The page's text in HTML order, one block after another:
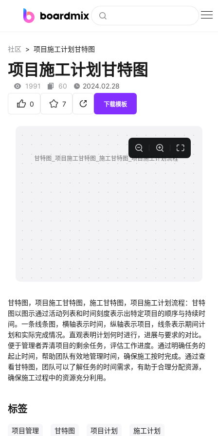
社区资源
下载
私有化部署
客户案例
支持
帮助中心
知识分享社区
社区 > 项目施工计划甘特图
项目施工计划甘特图
1991 60 2024.02.28
0 7 下载模板
甘特图，项目施工甘特图，施工甘特图，项目施工计划流程：甘特
图以图示通过活动列表和时间刻度表示出特定项目的顺序与持续时
间。一条线条图，横轴表示时间，纵轴表示项目，线条表示期间计
划和实际完成情况。直观表明计划何时进行，进展与要求的对比。
便于管理者弄清项目的剩余任务，评估工作进度。通过明确任务的
起止时间，帮助团队有效地管理时间，确保施工按时完成。通过查
看甘特图，团队可以了解任务的时间需求，有助于合理分配资源，
确保施工过程中的资源充分利用。
标签
项目管理 甘特图 项目计划 施工计划